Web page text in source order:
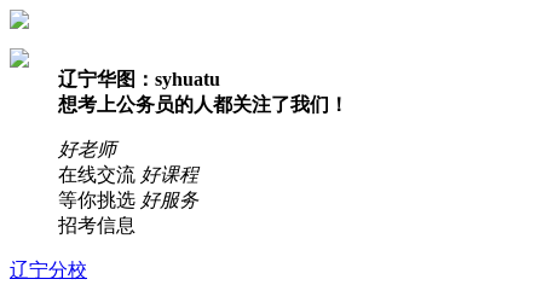
辽宁华图：syhuatu
想考上公务员的人都关注了我们！
好老师
在线交流 好课程
等你挑选 好服务
招考信息
辽宁分校